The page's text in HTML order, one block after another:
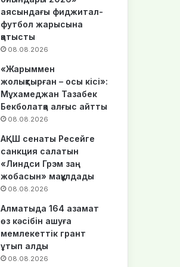
аясындағы фиджитал-
футбол жарысына
қатысты
08.08.2026
«Жарыммен
жолықтырған – осы кісі»:
Мұхамеджан Тазабек
Бекболатқа алғыс айтты
08.08.2026
АҚШ сенаты Ресейге
санкция салатын
«Линдси Грэм заң
жобасын» мақұлдады
08.08.2026
Алматыда 164 азамат
өз кәсібін ашуға
мемлекеттік грант
ұтып алды
08.08.2026